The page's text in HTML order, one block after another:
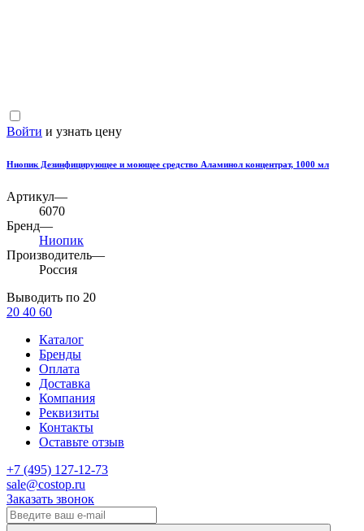
Войти и узнать цену
Ниопик Дезинфицирующее и моющее средство Аламинол концентрат, 1000 мл
Артикул—
6070
Бренд—
Ниопик
Производитель—
Россия
Выводить по 20
20 40 60
Каталог
Бренды
Оплата
Доставка
Компания
Реквизиты
Контакты
Оставьте отзыв
‎+7 (495) 127-12-73
sale@costop.ru
Заказать звонок